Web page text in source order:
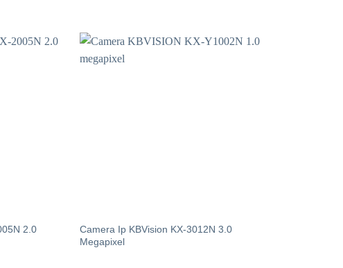
2.0
Camera Ip KBVision KX-3012N 3.0
Megapixel